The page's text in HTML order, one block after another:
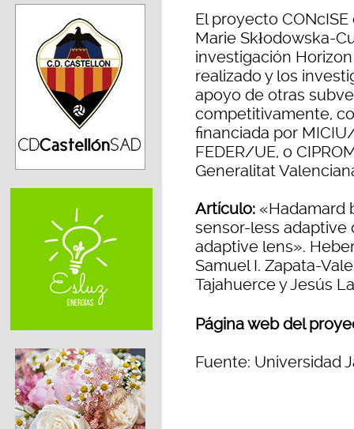
El proyecto
Marie Skłodowska-
investigación Horizon
realizado y los
apoyo de otras
competitivamente,
financiada por
FEDER/UE, o
Generalitat
Artículo: «Hadamard
sensor-less
adaptive lens».
Samuel I. Zapata-
Tajahuerce y Jesús
Página web del
Fuente: Universidad